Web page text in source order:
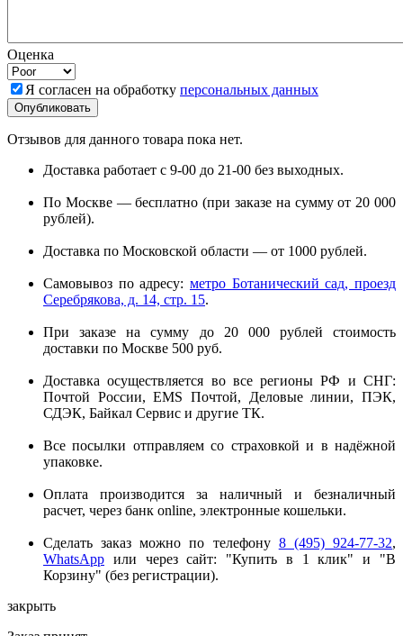
Оценка
Я согласен на обработку персональных данных
Отзывов для данного товара пока нет.
Доставка работает с 9-00 до 21-00 без выходных.
По Москве — бесплатно (при заказе на сумму от 20 000
рублей).
Доставка по Московской области — от 1000 рублей.
Самовывоз по адресу: метро Ботанический сад, проезд
Серебрякова, д. 14, стр. 15.
При заказе на сумму до 20 000 рублей стоимость
доставки по Москве 500 руб.
Доставка осуществляется во все регионы РФ и СНГ:
Почтой России, EMS Почтой, Деловые линии, ПЭК,
СДЭК, Байкал Сервис и другие ТК.
Все посылки отправляем со страховкой и в надёжной
упаковке.
Оплата производится за наличный и безналичный
расчет, через банк online, электронные кошельки.
Сделать заказ можно по телефону 8 (495) 924-77-32,
WhatsApp или через сайт: "Купить в 1 клик" и "В
Корзину" (без регистрации).
закрыть